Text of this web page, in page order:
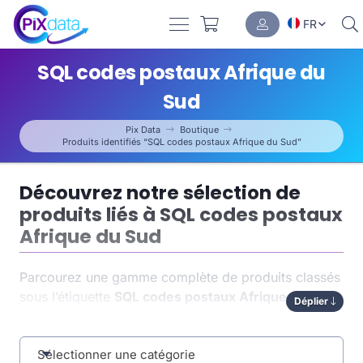
FR
SQL codes postaux Afrique du
Sud
Pix Data
Boutique
Produits identifiés “SQL codes postaux Afrique du Sud”
Découvrez notre sélection de
produits liés à SQL codes postaux
Afrique du Sud
Parcourez une gamme complète de produits classés
sous l’étiquette SQL codes postaux Afrique du Sud.
Chaque article a été soigneusement indexé pour
vous permettre de trouver rapidement ce dont vous
avez besoin. Cette organisation par tag optimise non
Déplier
Sélectionner une catégorie